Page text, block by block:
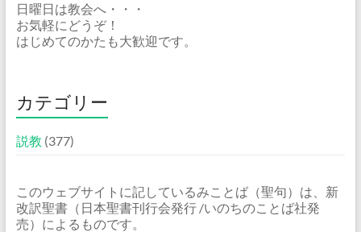
日曜日は教会へ・・・
お気軽にどうぞ！
はじめてのかたも大歓迎です。
カテゴリー
説教 (377)
このウェブサイトに記しているみことば（聖句）は、新
改訳聖書（日本聖書刊行会発行 /いのちのことば社発
売）によるものです。